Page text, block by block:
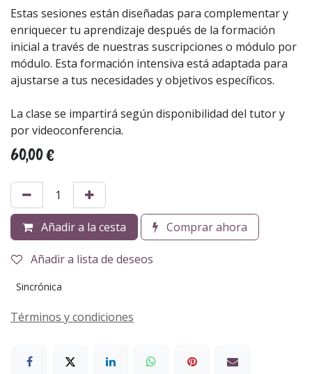
Estas sesiones están diseñadas para complementar y
enriquecer tu aprendizaje después de la formación
inicial a través de nuestras suscripciones o módulo por
módulo. Esta formación intensiva está adaptada para
ajustarse a tus necesidades y objetivos específicos.
La clase se impartirá según disponibilidad del tutor y
por videoconferencia.
60,00€
Añadir a la cesta Comprar ahora
Añadir a lista de deseos
Sincrónica
Términos y condiciones